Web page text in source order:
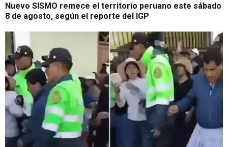
Nuevo SISMO remece el territorio peruano este sábado
8 de agosto, según el reporte del IGP